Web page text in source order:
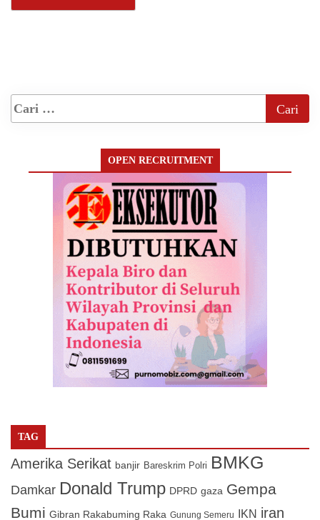
OPEN RECRUITMENT
TAG
Amerika Serikat banjir Bareskrim Polri BMKG
Damkar Donald Trump DPRD gaza Gempa
Bumi Gibran Rakabuming Raka Gunung Semeru IKN iran